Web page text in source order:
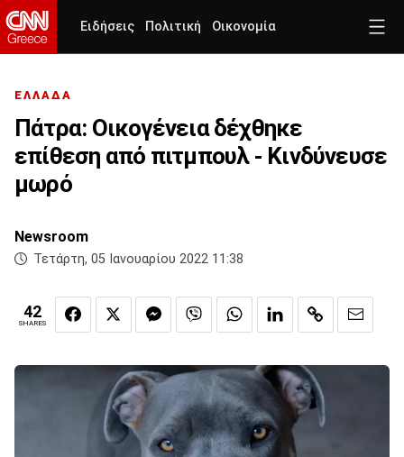
Ειδήσεις Πολιτική Οικονομία
ΕΛΛΑΔΑ
Πάτρα: Οικογένεια δέχθηκε
επίθεση από πιτμπουλ - Κινδύνευσε
μωρό
Newsroom
Τετάρτη, 05 Ιανουαρίου 2022 11:38
42
SHARES